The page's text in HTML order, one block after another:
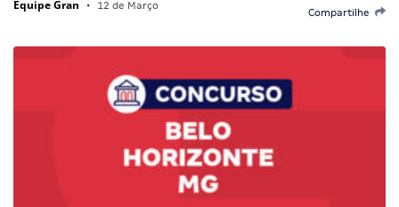
Equipe Gran • 12 de Março
Compartilhe